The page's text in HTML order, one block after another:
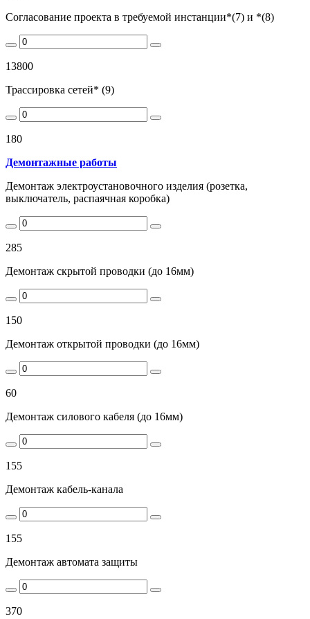
Согласование проекта в требуемой инстанции*(7) и *(8)
13800
Трассировка сетей* (9)
180
Демонтажные работы
Демонтаж электроустановочного изделия (розетка,
выключатель, распаячная коробка)
285
Демонтаж скрытой проводки (до 16мм)
150
Демонтаж открытой проводки (до 16мм)
60
Демонтаж силового кабеля (до 16мм)
155
Демонтаж кабель-канала
155
Демонтаж автомата защиты
370